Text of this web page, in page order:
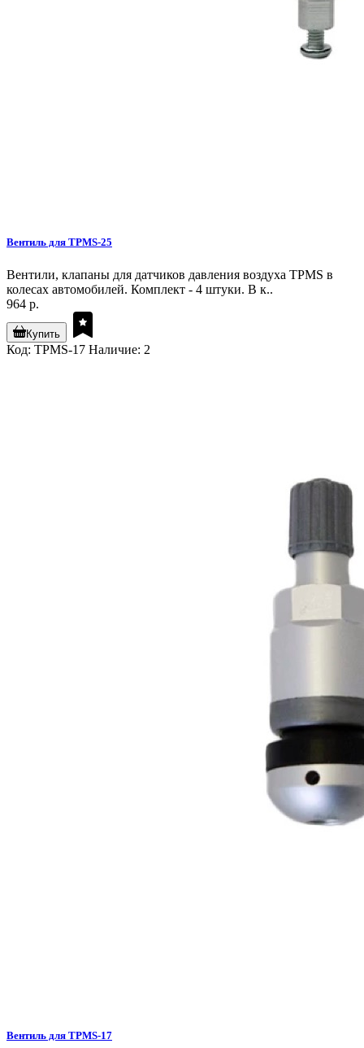
Вентиль для TPMS-25
Вентили, клапаны для датчиков давления воздуха TPMS в
колесах автомобилей. Комплект - 4 штуки. В к..
964 р.
Купить
Код: TPMS-17 Наличие: 2
Вентиль для TPMS-17